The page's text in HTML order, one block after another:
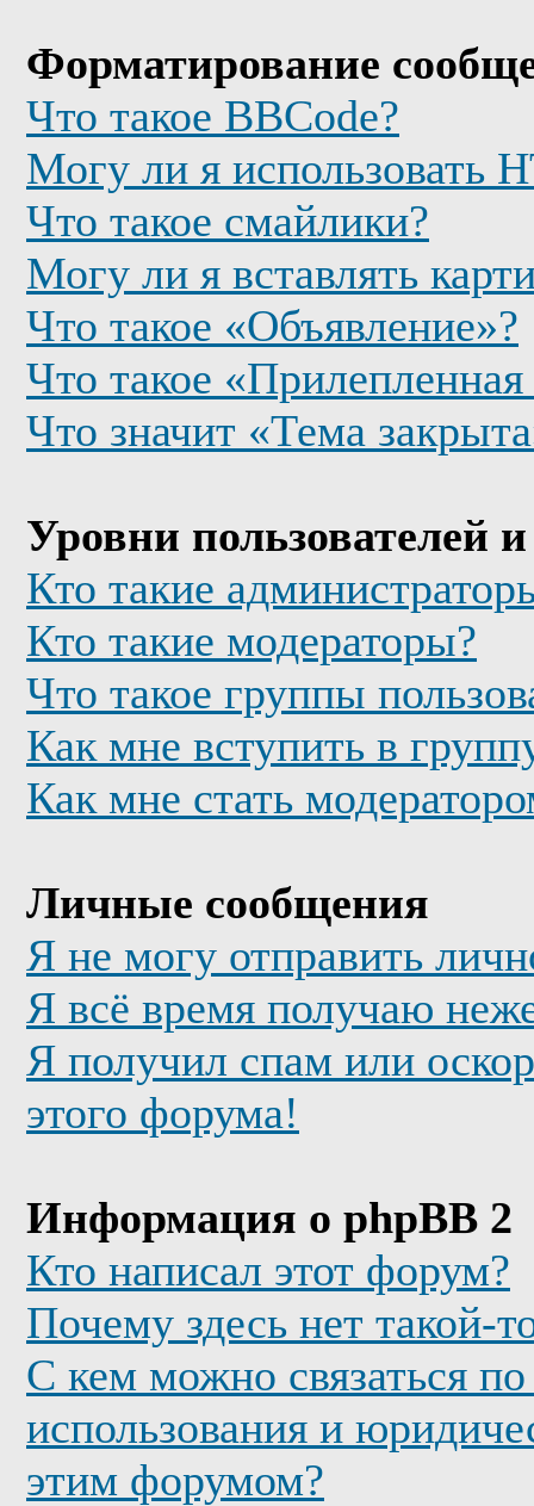
Форматирование
Что такое BBCode?
Могу ли я использовать
Что такое смайлики?
Могу ли я вставлять
Что такое «Объявление»?
Что такое «Прилепленная
Что значит «Тема
Уровни пользователей
Кто такие
Кто такие модераторы?
Что такое группы
Как мне вступить в
Как мне стать
Личные сообщения
Я не могу отправить
Я всё время получаю
Я получил спам или
этого форума!
Информация о phpBB 2
Кто написал этот форум?
Почему здесь нет такой-
С кем можно связаться
использования и
этим форумом?